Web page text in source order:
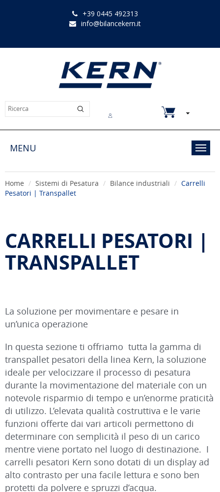
+39 0445 492313
info@bilancekern.it
MENU
Home Sistemi di Pesatura Bilance industriali
Carrelli
Pesatori | Transpallet
CARRELLI PESATORI |
TRANSPALLET
La soluzione per movimentare e pesare in
un’unica operazione
In questa sezione ti offriamo tutta la gamma di
transpallet pesatori della linea Kern, la soluzione
ideale per velocizzare il processo di pesatura
durante la movimentazione del materiale con un
notevole risparmio di tempo e un’enorme praticità
di utilizzo. L’elevata qualità costruttiva e le varie
funzioni offerte dai vari articoli permettono di
determinare con semplicità il peso di un carico
mentre viene portato nel luogo di destinazione. I
carrelli pesatori Kern sono dotati di un display ad
alto contrasto per una facile lettura e sono ben
protetti da polvere e spruzzi d’acqua.